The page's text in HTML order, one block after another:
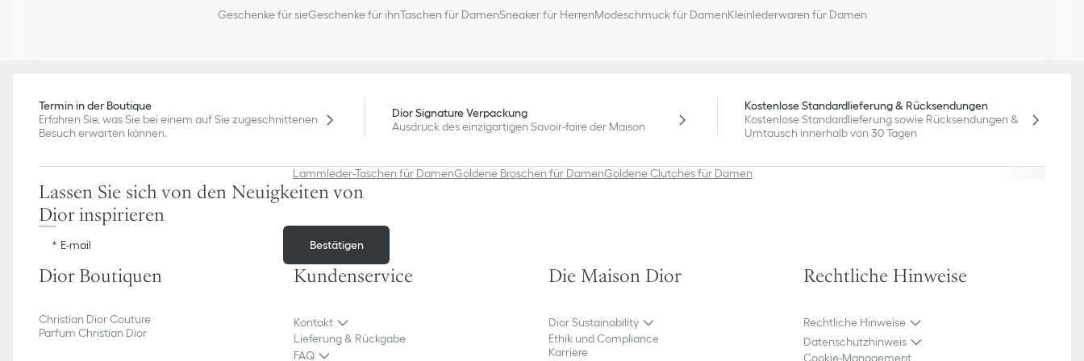
Geschenke für sieGeschenke für ihnTaschen für DamenSneaker für HerrenModeschmuck für DamenKleinlederwaren für Damen
Termin in der Boutique
Erfahren Sie, was Sie bei einem auf Sie zugeschnittenen
Besuch erwarten können.
Dior Signature Verpackung
Ausdruck des einzigartigen Savoir-faire der Maison
Kostenlose Standardlieferung & Rücksendungen
Kostenlose Standardlieferung sowie Rücksendungen &
Umtausch innerhalb von 30 Tagen
Lammleder-Taschen für DamenGoldene Broschen für DamenGoldene Clutches für Damen
Lassen Sie sich von den Neuigkeiten von
Dior inspirieren
E-mail Bestätigen
Dior Boutiquen
Christian Dior Couture
Parfum Christian Dior
Kundenservice​
Kontakt
Lieferung & Rückgabe
FAQ
Die Maison Dior
Dior Sustainability
Ethik und Compliance
Karriere
Rechtliche Hinweise
Rechtliche Hinweise
Datenschutzhinweis
Cookie-Management